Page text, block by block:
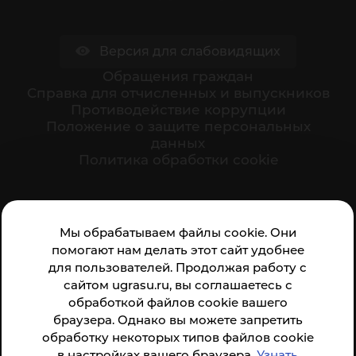
Мы обрабатываем файлы cookie. Они
помогают нам делать этот сайт удобнее
для пользователей. Продолжая работу с
сайтом ugrasu.ru, вы соглашаетесь с
обработкой файлов cookie вашего
браузера. Однако вы можете запретить
обработку некоторых типов файлов cookie
организации:
Анкета доступна по QR-коду, а так же по прямой